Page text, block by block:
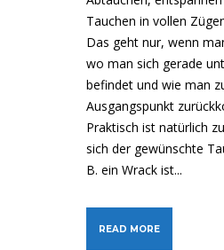
Tauchen in vollen
Das geht nur, wenn
wo man sich gerade
befindet und wie man
Ausgangspunkt
Praktisch ist natürlich
sich der gewünschte
B. ein Wrack ist...
READ MORE